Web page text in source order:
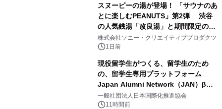
スヌーピーの湯が登場！ 「サウナのあ
とに楽しむPEANUTS」第2弾 渋谷
の人気銭湯「改良湯」と期間限定のコ
ラボレーション サウナイキタイコラ
ボグッズも発売決定！
株式会社ソニー・クリエイティブプロダクツ
1日前
現役留学生がつくる、留学生のため
の、留学生専用プラットフォーム
Japan Alumni Network（JAN）β版
をリリース
一般社団法人日本国際化推進協会
11時間前